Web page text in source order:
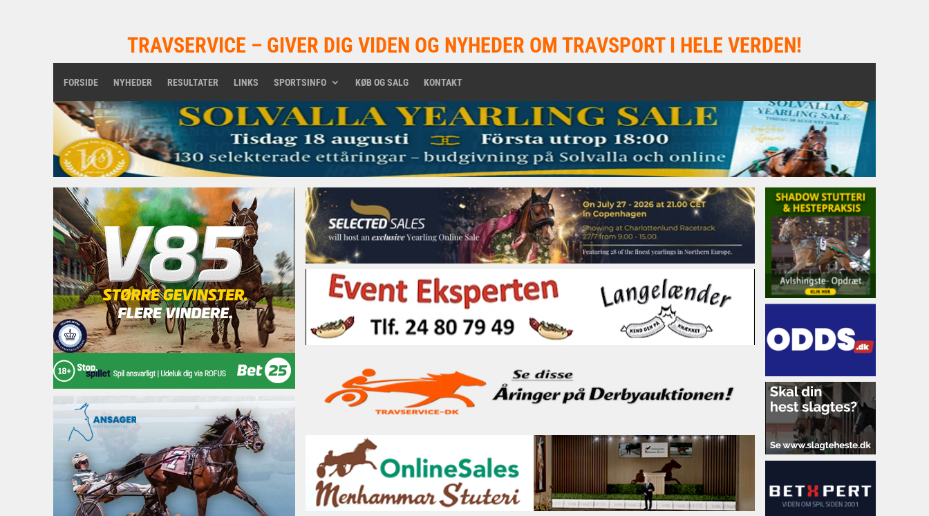
TRAVSERVICE – GIVER DIG VIDEN OG NYHEDER OM TRAVSPORT I HELE VERDEN!
FORSIDE NYHEDER RESULTATER LINKS SPORTSINFO KØB OG SALG KONTAKT